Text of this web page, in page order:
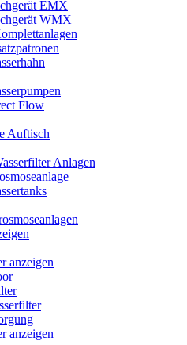
EMX
WMX
Flow
Auftisch
Anlagen
anzeigen
anzeigen